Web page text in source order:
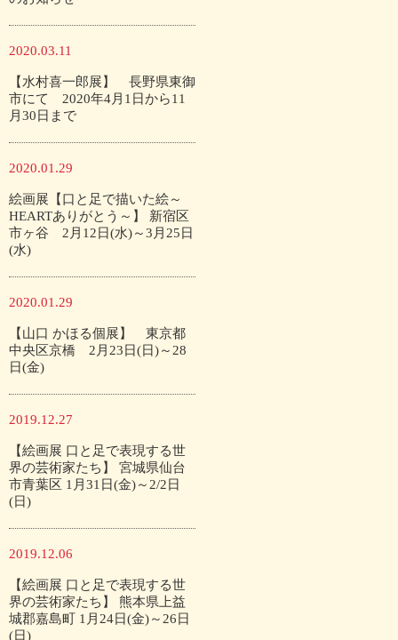
2020.03.11
【水村喜一郎展】 長野県東御
市にて 2020年4月1日から11
月30日まで
2020.01.29
絵画展【口と足で描いた絵～
HEARTありがとう～】 新宿区
市ヶ谷 2月12日(水)～3月25日
(水)
2020.01.29
【山口 かほる個展】 東京都
中央区京橋 2月23日(日)～28
日(金)
2019.12.27
【絵画展 口と足で表現する世
界の芸術家たち】 宮城県仙台
市青葉区 1月31日(金)～2/2日
(日)
2019.12.06
【絵画展 口と足で表現する世
界の芸術家たち】 熊本県上益
城郡嘉島町 1月24日(金)～26日
(日)